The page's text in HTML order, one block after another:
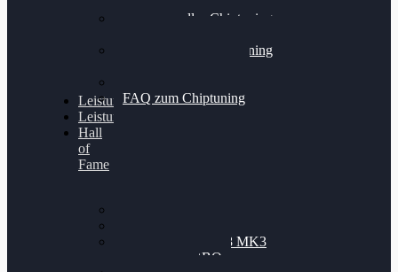
Professionelles Chiptuning
Professionelles Chiptuning
FAQ zum Chiptuning
Leistungsmessung
Leistungsprüfstand
Hall
of
Fame
Nissan GT-R35 3.8 MK3
V6 TWINTURBO